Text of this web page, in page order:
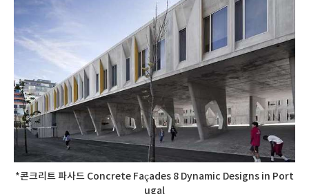
*콘크리트 파사드 Concrete Façades 8 Dynamic Designs in Port
ugal